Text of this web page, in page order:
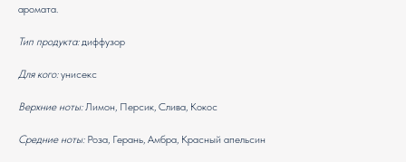
аромата.
Тип продукта:диффузор
Для кого:унисекс
Верхние ноты:Лимон, Персик, Слива, Кокос
Средние ноты:Роза, Герань, Амбра, Красный апельсин